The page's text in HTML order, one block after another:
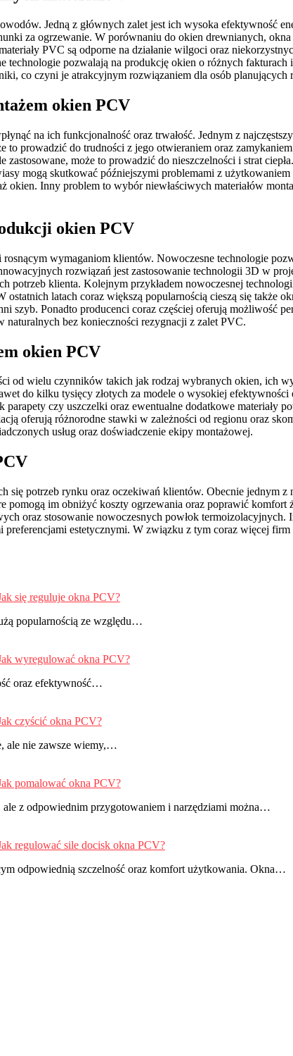
Jedną z głównych zalet jest ich wysoka efektywność
za ogrzewanie. W porównaniu do okien drewnianych,
PVC są odporne na działanie wilgoci oraz
pozwalają na produkcję okien o różnych
co czyni je atrakcyjnym rozwiązaniem dla osób planujących
okien PCV
na ich funkcjonalność oraz trwałość. Jednym z
prowadzić do trudności z jego otwieraniem oraz
może to prowadzić do nieszczelności i strat
mogą skutkować późniejszymi problemami z
okien. Inny problem to wybór niewłaściwych materiałów
okien PCV
wymaganiom klientów. Nowoczesne technologie
rozwiązań jest zastosowanie technologii 3D w
potrzeb klienta. Kolejnym przykładem nowoczesnej
latach coraz większą popularnością cieszą się także
szyb. Ponadto producenci coraz częściej oferują możliwość
naturalnych bez konieczności rezygnacji z zalet PVC.
okien PCV
od wielu czynników takich jak rodzaj wybranych okien, ich
do kilku tysięcy złotych za modele o wysokiej
czy uszczelki oraz ewentualne dodatkowe materiały
oferują różnorodne stawki w zależności od regionu oraz
usług oraz doświadczenie ekipy montażowej.
potrzeb rynku oraz oczekiwań klientów. Obecnie jednym
im obniżyć koszty ogrzewania oraz poprawić komfort
oraz stosowanie nowoczesnych powłok termoizolacyjnych.
estetycznymi. W związku z tym coraz więcej
się reguluje okna PCV?
popularnością ze względu…
wyregulować okna PCV?
oraz efektywność…
czyścić okna PCV?
ale nie zawsze wiemy,…
pomalować okna PCV?
z odpowiednim przygotowaniem i narzędziami można…
regulować sile docisk okna PCV?
odpowiednią szczelność oraz komfort użytkowania. Okna…